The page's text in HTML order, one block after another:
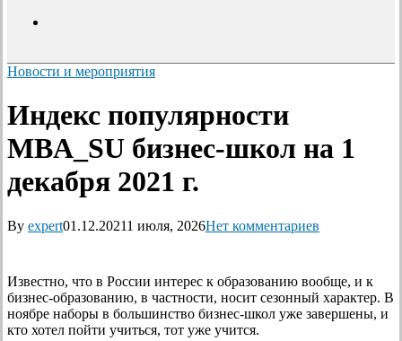
Новости и мероприятия
Индекс популярности
MBA_SU бизнес-школ на 1
декабря 2021 г.
By expert01.12.20211 июля, 2026Нет комментариев
Известно, что в России интерес к образованию вообще, и к
бизнес-образованию, в частности, носит сезонный характер. В
ноябре наборы в большинство бизнес-школ уже завершены, и
кто хотел пойти учиться, тот уже учится.